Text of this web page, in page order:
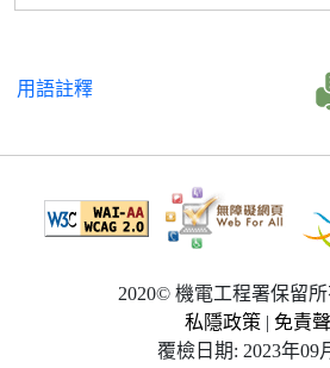
用語註釋
2020© 機電工程署保留所
私隱政策 | 免責
覆檢日期: 2023年09